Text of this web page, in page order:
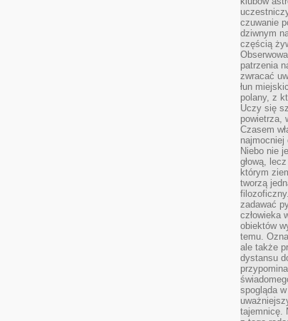
czuwanie
dziwnym
częścią
patrzenia
zwracać
łun
polany, z
Uczy się
powietrza,
Czasem
najmocniej
Niebo nie
głową,
którym
tworzą
zadawać
człowieka
obiektów
temu.
ale także
dystansu
spogląda
tajemnicę.